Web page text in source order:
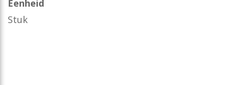
Eenheid
Stuk